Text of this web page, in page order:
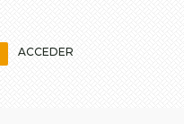
ACCEDER